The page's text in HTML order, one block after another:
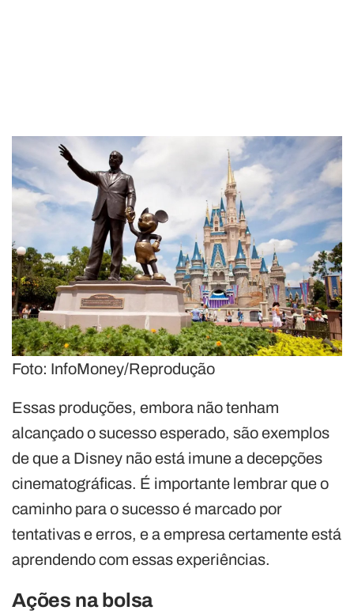
Foto: InfoMoney/Reprodução
Essas produções, embora não tenham
alcançado o sucesso esperado, são exemplos
de que a Disney não está imune a decepções
cinematográficas. É importante lembrar que o
caminho para o sucesso é marcado por
tentativas e erros, e a empresa certamente está
aprendendo com essas experiências.
Ações na bolsa